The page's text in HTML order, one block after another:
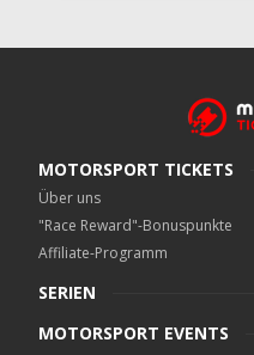
MOTORSPORT TICKETS
Über uns
"Race Reward"-Bonuspunkte
Affiliate-Programm
SERIEN
MOTORSPORT EVENTS